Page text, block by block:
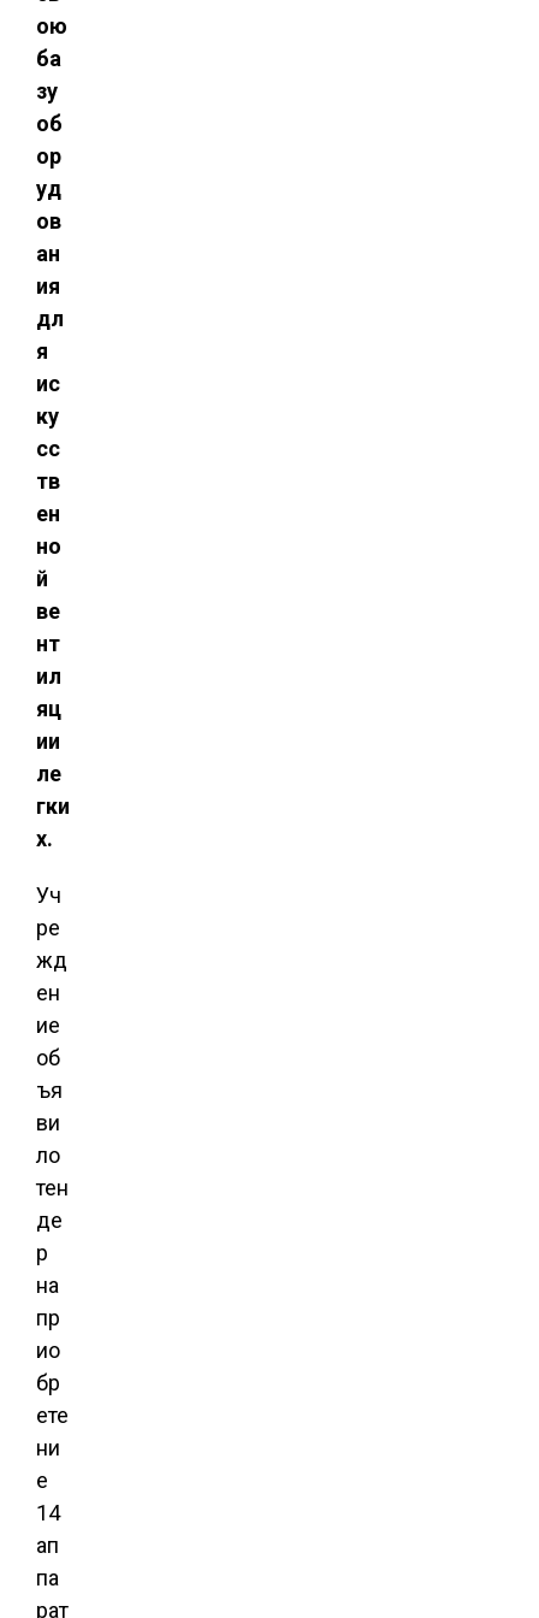
ою
ба
зу
об
ор
уд
ов
ан
ия
дл
я
ис
ку
сс
тв
ен
но
й
ве
нт
ил
яц
ии
ле
гки
х.
Уч
ре
жд
ен
ие
об
ъя
ви
ло
тен
де
р
на
пр
ио
бр
ете
ни
е
14
ап
па
рат